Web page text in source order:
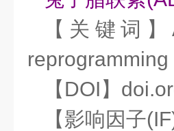
【关键词】
reprogramming
【DOI】
【影响因子